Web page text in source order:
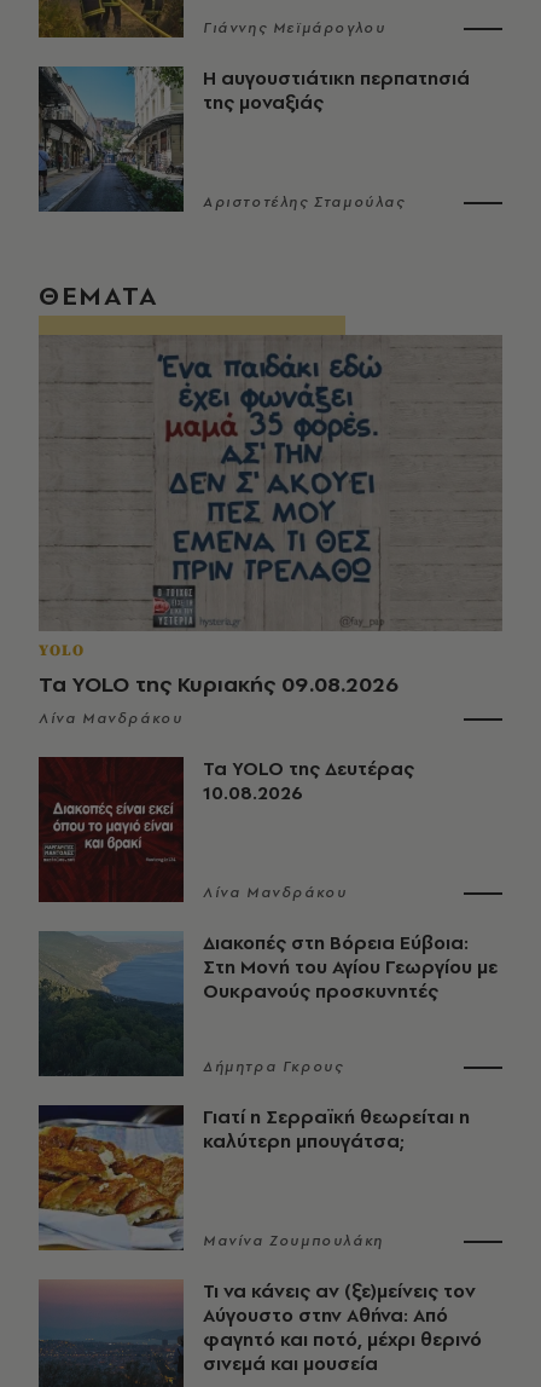
Γιάννης Μεϊμάρογλου
Η αυγουστιάτικη περπατησιά
της μοναξιάς
Αριστοτέλης Σταμούλας
ΘΕΜΑΤΑ
YOLO
Τα YOLO της Κυριακής 09.08.2026
Λίνα Μανδράκου
Τα YOLO της Δευτέρας
10.08.2026
Λίνα Μανδράκου
Διακοπές στη Βόρεια Εύβοια:
Στη Μονή του Αγίου Γεωργίου με
Ουκρανούς προσκυνητές
Δήμητρα Γκρους
Γιατί η Σερραϊκή θεωρείται η
καλύτερη μπουγάτσα;
Μανίνα Ζουμπουλάκη
Τι να κάνεις αν (ξε)μείνεις τον
Αύγουστο στην Αθήνα: Από
φαγητό και ποτό, μέχρι θερινό
σινεμά και μουσεία